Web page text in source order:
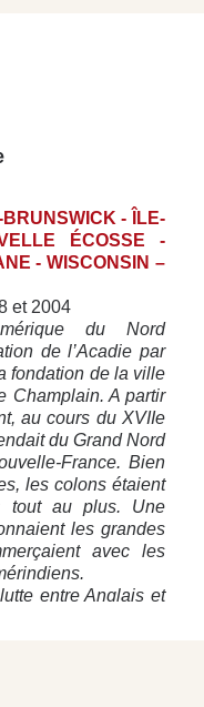
- ÎLE-
ÉCOSSE -
- WISCONSIN –
et 2004
du Nord
de l’Acadie par
fondation de la ville
Champlain. A partir
au cours du XVIIe
du Grand Nord
France. Bien
les colons étaient
tout au plus. Une
les grandes
avec les
entre Anglais et